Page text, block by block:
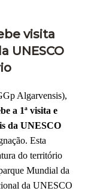
visita
UNESCO
Algarvensis),
a 1ª visita e
da UNESCO
Esta
do território
Mundial da
da UNESCO